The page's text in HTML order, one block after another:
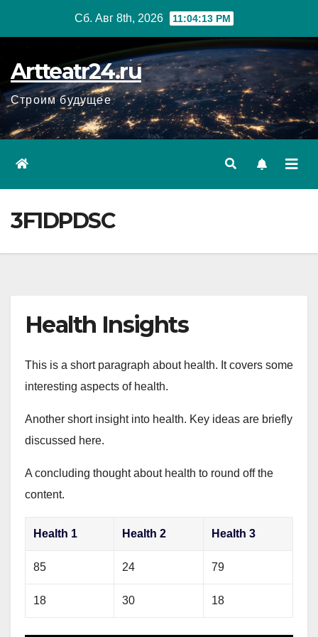
Сб. Авг 8th, 2026 11:04:14 PM
Artteatr24.ru
Строим будущее
3F1DPDSC
Health Insights
This is a short paragraph about health. It covers some
interesting aspects of health.
Another short insight into health. Key ideas are briefly
discussed here.
A concluding thought about health to round off the
content.
Health 1 Health 2 Health 3
85 24 79
18 30 18